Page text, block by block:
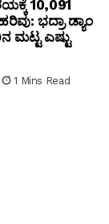
10,091
ಭದ್ರಾ ಡ್ಯಾಂ
ಮಟ್ಟ ಎಷ್ಟು
1 Mins Read